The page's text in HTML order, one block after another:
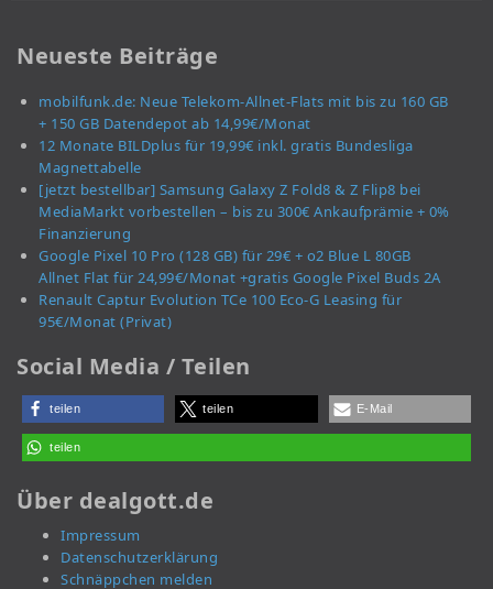
Neueste Beiträge
mobilfunk.de: Neue Telekom-Allnet-Flats mit bis zu 160 GB
+ 150 GB Datendepot ab 14,99€/Monat
12 Monate BILDplus für 19,99€ inkl. gratis Bundesliga
Magnettabelle
[jetzt bestellbar] Samsung Galaxy Z Fold8 & Z Flip8 bei
MediaMarkt vorbestellen – bis zu 300€ Ankaufprämie + 0%
Finanzierung
Google Pixel 10 Pro (128 GB) für 29€ + o2 Blue L 80GB
Allnet Flat für 24,99€/Monat +gratis Google Pixel Buds 2A
Renault Captur Evolution TCe 100 Eco-G Leasing für
95€/Monat (Privat)
Social Media / Teilen
teilen teilen E-Mail
teilen
Über dealgott.de
Impressum
Datenschutzerklärung
Schnäppchen melden